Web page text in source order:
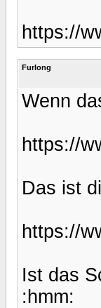
https://
Furlong
Wenn
https://
Das ist
https://
Ist das
:hmm: